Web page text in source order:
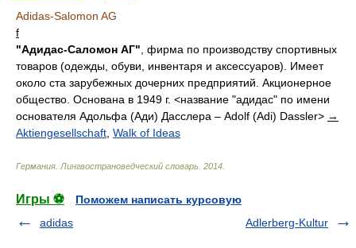
Adidas-Salomon AG
f
"Адидас-Саломон АГ" , фирма по производству спортивных
товаров (одежды, обуви, инвентаря и аксессуаров). Имеет
около ста зарубежных дочерних предприятий. Акционерное
общество. Основана в 1949 г. <название "адидас" по имени
основателя Адольфа (Ади) Дасслера – Adolf (Adi) Dassler> →
Aktiengesellschaft Walk of Ideas
Германия. Лингвострановедческий словарь 2014
Игры ⚽
Поможем написать курсовую
adidas
Adlerberg-Kultur